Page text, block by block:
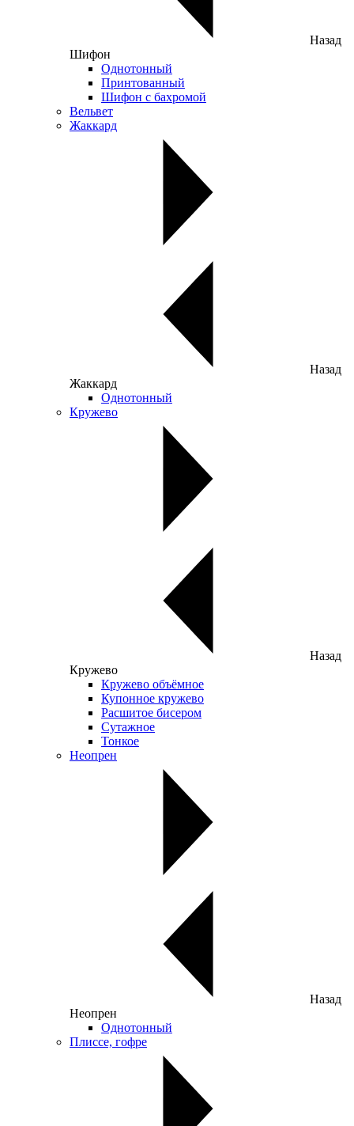
Назад
Шифон
Однотонный
Принтованный
Шифон с бахромой
Вельвет
Жаккард
Назад
Жаккард
Однотонный
Кружево
Назад
Кружево
Кружево объёмное
Купонное кружево
Расшитое бисером
Сутажное
Тонкое
Неопрен
Назад
Неопрен
Однотонный
Плиссе, гофре